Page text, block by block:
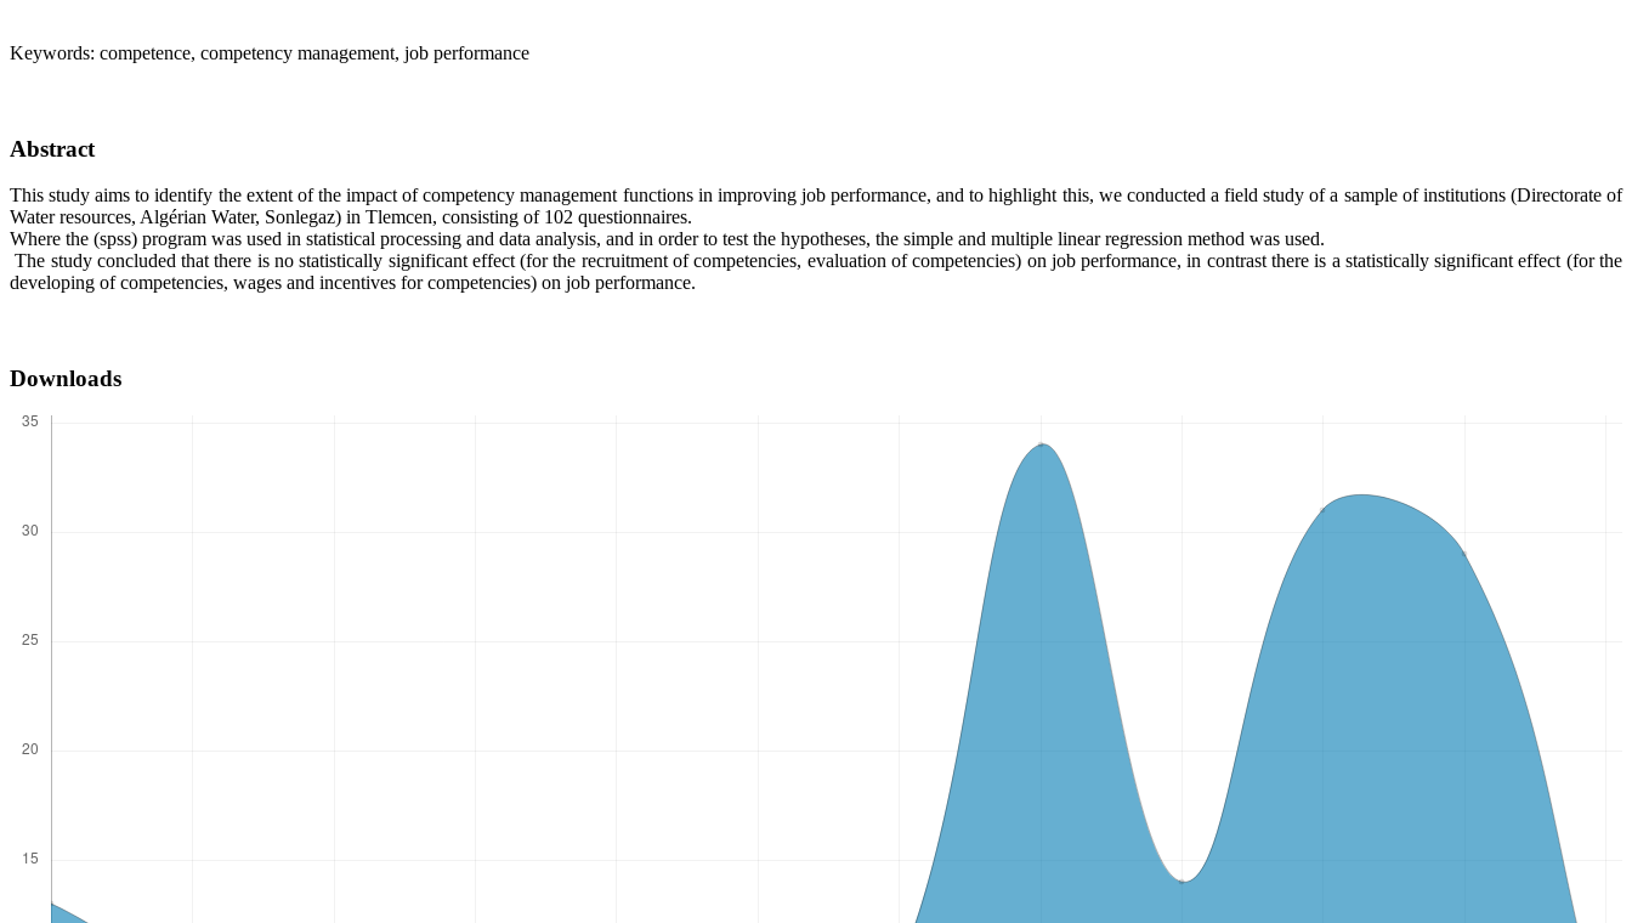
Keywords: competence, competency management, job performance
Abstract
This study aims to identify the extent of the impact of competency management functions in improving job performance, and to highlight this, we conducted a field study of a sample of institutions (Directorate of
Water resources, Algérian Water, Sonlegaz) in Tlemcen, consisting of 102 questionnaires.
Where the (spss) program was used in statistical processing and data analysis, and in order to test the hypotheses, the simple and multiple linear regression method was used.
The study concluded that there is no statistically significant effect (for the recruitment of competencies, evaluation of competencies) on job performance, in contrast there is a statistically significant effect (for the
developing of competencies, wages and incentives for competencies) on job performance.
Downloads